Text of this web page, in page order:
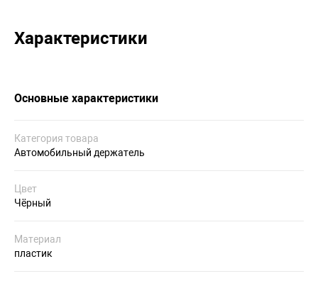
Характеристики
Основные характеристики
Категория товара
Автомобильный держатель
Цвет
Чёрный
Материал
пластик